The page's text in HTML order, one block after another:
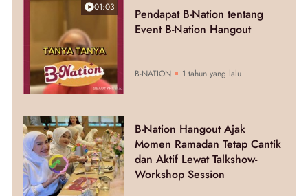
01:03
Pendapat B-Nation tentang
Event B-Nation Hangout
B-NATION 1 tahun yang lalu
B-Nation Hangout Ajak
Momen Ramadan Tetap Cantik
dan Aktif Lewat Talkshow-
Workshop Session